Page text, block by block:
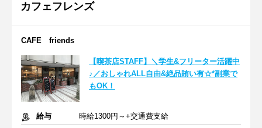
カフェフレンズ
CAFE friends
【喫茶店STAFF】＼学生&フリーター活躍中
♪／おしゃれALL自由&絶品賄い有☆*副業で
もOK！
給与
時給1300円～+交通費支給